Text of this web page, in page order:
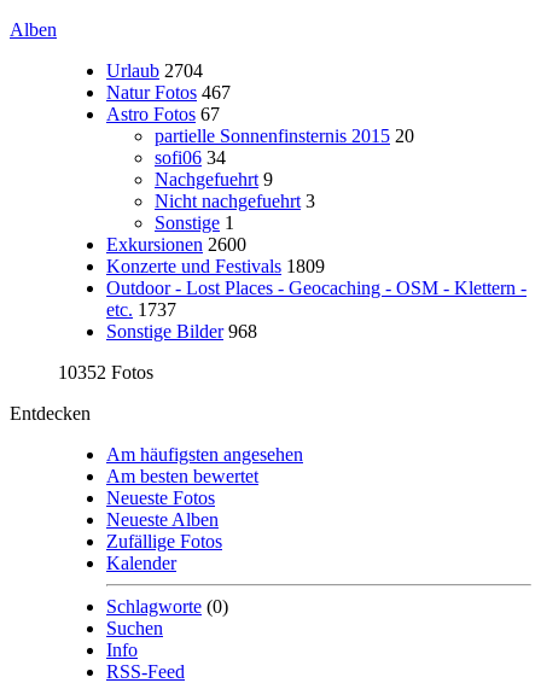
Alben
Urlaub 2704
Natur Fotos 467
Astro Fotos 67
partielle Sonnenfinsternis 2015 20
sofi06 34
Nachgefuehrt 9
Nicht nachgefuehrt 3
Sonstige 1
Exkursionen 2600
Konzerte und Festivals 1809
Outdoor - Lost Places - Geocaching - OSM - Klettern -
etc. 1737
Sonstige Bilder 968
10352 Fotos
Entdecken
Am häufigsten angesehen
Am besten bewertet
Neueste Fotos
Neueste Alben
Zufällige Fotos
Kalender
Schlagworte (0)
Suchen
Info
RSS-Feed